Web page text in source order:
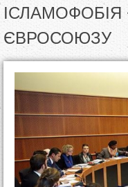
В
ІСЛАМОФОБІЯ
ЄВРОСОЮЗУ